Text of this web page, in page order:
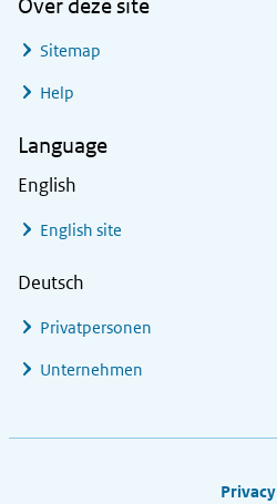
Over deze site
Sitemap
Help
Language
English
English site
Deutsch
Privatpersonen
Unternehmen
Privacy